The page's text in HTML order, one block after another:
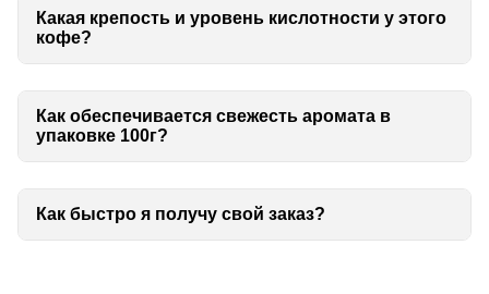
Какая крепость и уровень кислотности у этого
кофе?
Как обеспечивается свежесть аромата в
упаковке 100г?
Как быстро я получу свой заказ?